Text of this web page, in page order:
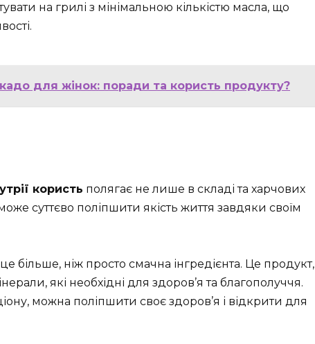
на грилі з мінімальною кількістю масла, що
для жінок: поради та користь продукту?
користь полягає не лише в складі та харчових
суттєво поліпшити якість життя завдяки своїм
більше, ніж просто смачна інгредієнта. Це продукт,
які необхідні для здоров’я та благополуччя.
можна поліпшити своє здоров’я і відкрити для